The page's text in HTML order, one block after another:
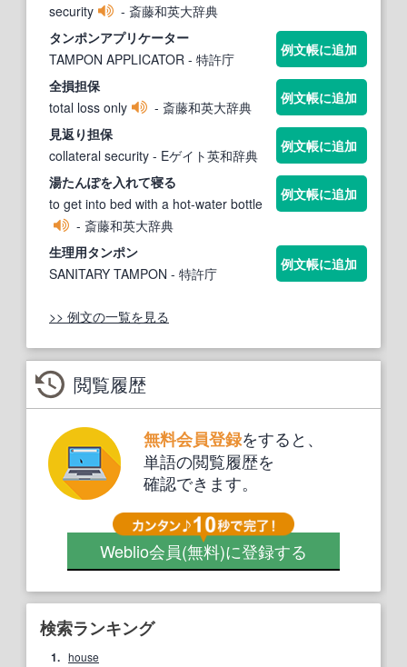
security
- 斎藤和英大辞典
タンポンアプリケーター
TAMPON APPLICATOR - 特許庁
例文帳に追加
全損担保
total loss only
- 斎藤和英大辞典
例文帳に追加
見返り担保
collateral security - Eゲイト英和辞典
例文帳に追加
湯たんぽを入れて寝る
to get into bed with a hot-water bottle
- 斎藤和英大辞典
例文帳に追加
生理用タンポン
SANITARY TAMPON - 特許庁
例文帳に追加
>> 例文の一覧を見る
閲覧履歴
無料会員登録をすると、
単語の閲覧履歴を
確認できます。
Weblio会員(無料)に登録する
検索ランキング
1. house